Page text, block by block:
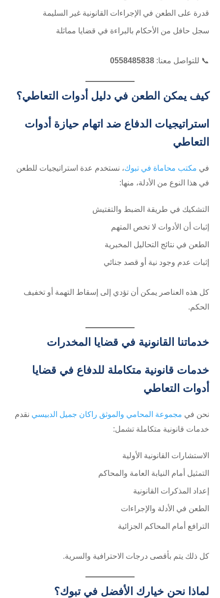
قدرة على الطعن في الإجراءات القانونية غير السليمة
سجل حافل من الأحكام بالبراءة في قضايا مماثلة
📞 للتواصل معنا:0558485838
كيف يمكن الطعن في دليل أدوات التعاطي؟
استراتيجيات الدفاع ضد اتهام حيازة أدوات
التعاطي
في مكتب محاماة في تبوك، نستخدم عدة استراتيجيات للطعن
في هذا النوع من الأدلة، منها:
التشكيك في طريقة الضبط والتفتيش
إثبات أن الأدوات لا تخص المتهم
الطعن في نتائج التحاليل المخبرية
إثبات عدم وجود نية أو قصد جنائي
كل هذه العناصر يمكن أن تؤدي إلى إسقاط التهمة أو تخفيف
الحكم.
خدماتنا القانونية في قضايا المخدرات
خدمات قانونية متكاملة للدفاع في قضايا
أدوات التعاطي
نحن في مجموعة المحامي والموثق راكان جميل الدبيسي نقدم
خدمات قانونية متكاملة تشمل:
الاستشارات القانونية الأولية
التمثيل أمام النيابة العامة والمحاكم
إعداد المذكرات القانونية
الطعن في الأدلة والإجراءات
الترافع أمام المحاكم الجزائية
كل ذلك يتم بأقصى درجات الاحترافية والسرية.
لماذا نحن خيارك الأفضل في تبوك؟